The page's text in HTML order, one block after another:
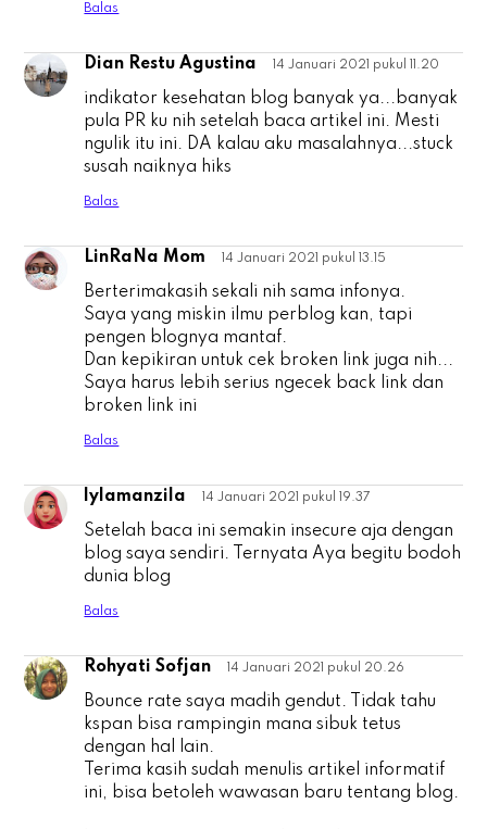
Balas
D Dian Restu Agustina 14 Januari 2021 pukul 11.20
indikator kesehatan blog banyak ya...banyak
pula PR ku nih setelah baca artikel ini. Mesti
ngulik itu ini. DA kalau aku masalahnya...stuck
susah naiknya hiks
Balas
L LinRaNa Mom 14 Januari 2021 pukul 13.15
Berterimakasih sekali nih sama infonya.
Saya yang miskin ilmu perblog kan, tapi
pengen blognya mantaf.
Dan kepikiran untuk cek broken link juga nih...
Saya harus lebih serius ngecek back link dan
broken link ini
Balas
l lylamanzila 14 Januari 2021 pukul 19.37
Setelah baca ini semakin insecure aja dengan
blog saya sendiri. Ternyata Aya begitu bodoh
dunia blog
Balas
R Rohyati Sofjan 14 Januari 2021 pukul 20.26
Bounce rate saya madih gendut. Tidak tahu
kspan bisa rampingin mana sibuk tetus
dengan hal lain.
Terima kasih sudah menulis artikel informatif
ini, bisa betoleh wawasan baru tentang blog.